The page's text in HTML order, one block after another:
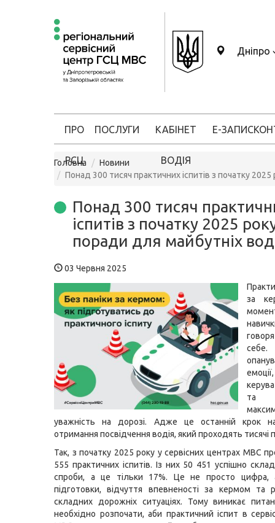
Дніпро
ПРО
РСЦ
ПОСЛУГИ КАБІНЕТ
ВОДІЯ
Е-ЗАПИС
Головна
Новини
Понад 300 тисяч практичних іспитів з початку
Понад 300 тисяч
іспитів з початку 2025
поради для майбутніх
03 Червня 2025
за
та
уважність на дорозі. Адже це останній крок
отримання посвідчення водія, який проходять тисячі
Так, з початку 2025 року у сервісних центрах МВС
555 практичних іспитів. Із них 50 451 успішно
спроби, а це тільки 17%. Це не просто цифра,
підготовки, відчуття впевненості за кермом та
складних дорожніх ситуаціях. Тому виникає
необхідно розпочати, аби практичний іспит в